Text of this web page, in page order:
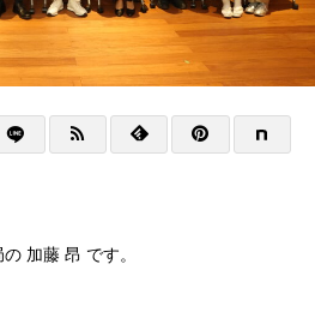
加藤 昂 です。